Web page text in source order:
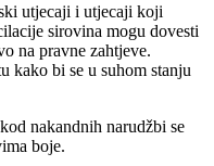
utjecaji i utjecaji koji
sirovina mogu dovesti
na pravne zahtjeve.
kako bi se u suhom stanju
nakandnih narudžbi se
boje.